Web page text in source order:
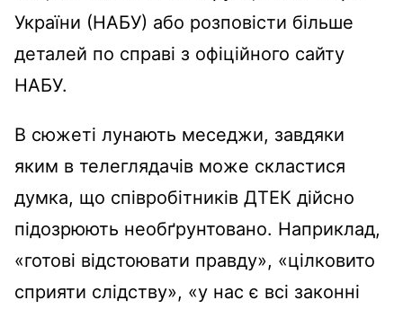
України (НАБУ) або розповісти більше
деталей по справі з офіційного сайту
НАБУ.
В сюжеті лунають меседжи, завдяки
яким в телеглядачів може скластися
думка, що співробітників ДТЕК дійсно
підозрюють необґрунтовано. Наприклад,
«готові відстоювати правду», «цілковито
сприяти слідству», «у нас є всі законні